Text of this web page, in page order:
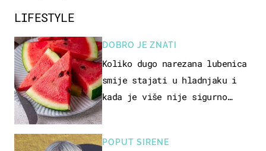
LIFESTYLE
DOBRO JE ZNATI
Koliko dugo narezana lubenica
smije stajati u hladnjaku i
kada je više nije sigurno
POPUT SIRENE